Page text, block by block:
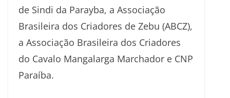
de Sindi da Parayba, a Associação
Brasileira dos Criadores de Zebu (ABCZ),
a Associação Brasileira dos Criadores
do Cavalo Mangalarga Marchador e CNP
Paraíba.